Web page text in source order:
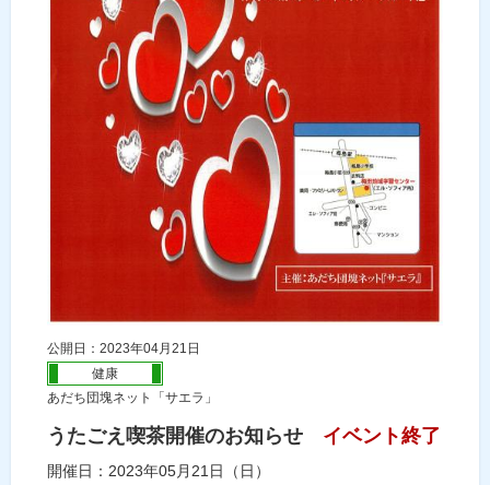
公開日：2023年04月21日
健康
あだち団塊ネット「サエラ」
うたごえ喫茶開催のお知らせ イベント終了
開催日：2023年05月21日（日）